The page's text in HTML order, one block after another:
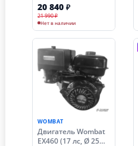
20 840 ₽
21 990 ₽
Нет в наличии
WOMBAT
Двигатель Wombat
EX460 (17 лс, Ø 25